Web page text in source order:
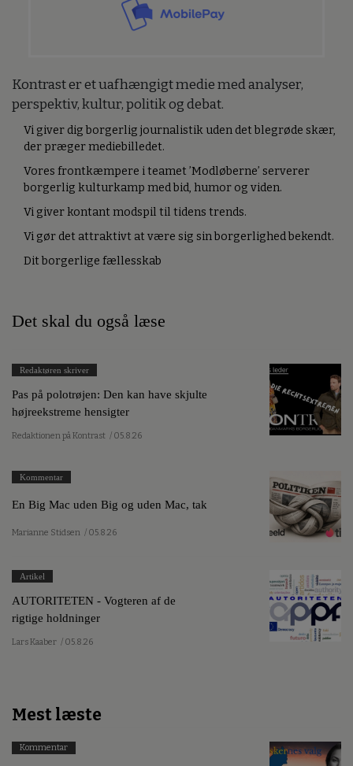
Kontrast er et uafhængigt medie med analyser,
perspektiv, kultur, politik og debat.
Vi giver dig borgerlig journalistik uden det blegrøde skær,
der præger mediebilledet.
Vores frontkæmpere i teamet ’Modløberne’ serverer
borgerlig kulturkamp med bid, humor og viden.
Vi giver kontant modspil til tidens trends.
Vi gør det attraktivt at være sig sin borgerlighed bekendt.
Dit borgerlige fællesskab
Det skal du også læse
Redaktøren skriver
Pas på polotrøjen: Den kan have skjulte
højreekstreme hensigter
Redaktionen på Kontrast / 05.8.26
Kommentar
En Big Mac uden Big og uden Mac, tak
Marianne Stidsen / 05.8.26
Artikel
AUTORITETEN - Vogteren af de
rigtige holdninger
Lars Kaaber / 05.8.26
Mest læste
Kommentar